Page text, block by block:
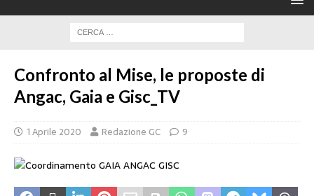
Confronto al Mise, le proposte di
Angac, Gaia e Gisc_TV
1 Aprile 2020 Redazione GC 9